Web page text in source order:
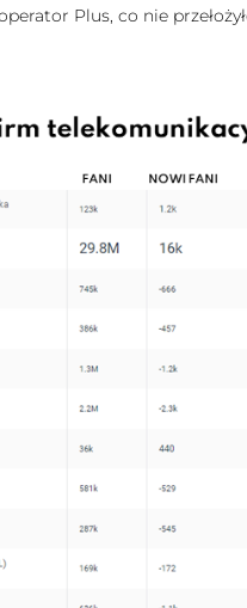
Plus, co nie